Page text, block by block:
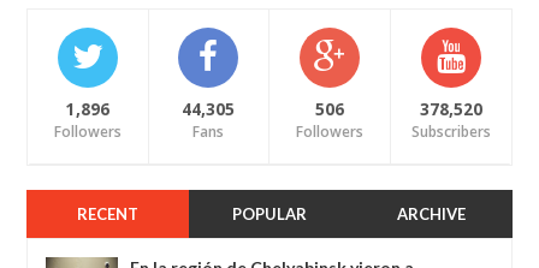
1,896
Followers
44,305
Fans
506
Followers
378,520
Subscribers
RECENT POPULAR ARCHIVE